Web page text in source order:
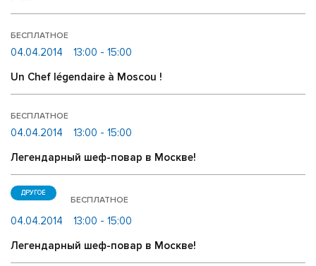
БЕСПЛАТНОЕ
04.04.2014
13:00 - 15:00
Un Chef légendaire à Moscou !
БЕСПЛАТНОЕ
04.04.2014
13:00 - 15:00
Легендарный шеф-повар в Москве!
ДРУГОЕ
БЕСПЛАТНОЕ
04.04.2014
13:00 - 15:00
Легендарный шеф-повар в Москве!